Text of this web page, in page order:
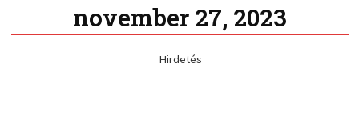
november 27, 2023
Hirdetés